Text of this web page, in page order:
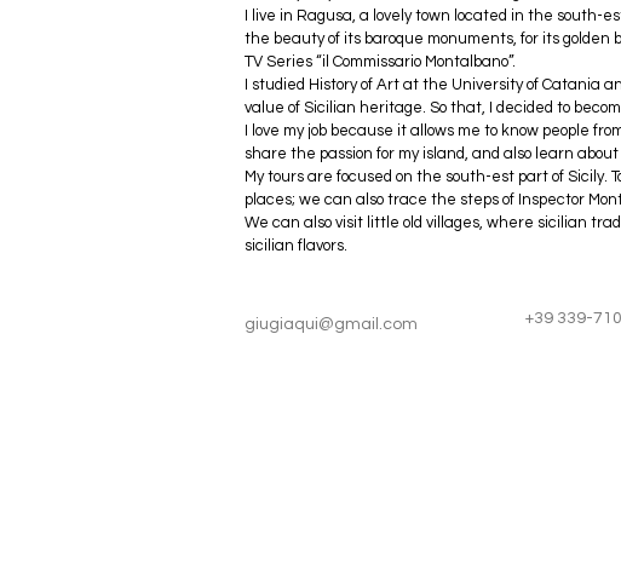
I live in Ragusa, a lovely town located in the south-
the beauty of its baroque monuments, for its
TV Series “il Commissario Montalbano”.
I studied History of Art at the University of Catania
value of Sicilian heritage. So that, I decided to
I love my job because it allows me to know people
share the passion for my island, and also learn
My tours are focused on the south-est part of Sicily.
places; we can also trace the steps of Inspector
We can also visit little old villages, where sicilian
sicilian flavors.
giugiaqui@gmail.com
+39 339-